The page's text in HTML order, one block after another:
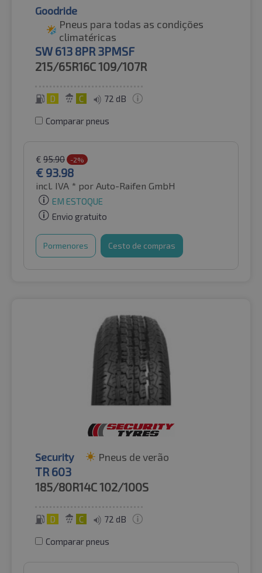
Goodride
Pneus para todas as condições
climatéricas
SW 613 8PR 3PMSF
215/65R16C109/107R
D C 72 dB
Comparar pneus
€ 95.90 -2%
€ 93.98
incl. IVA * por Auto-Raifen GmbH
EM ESTOQUE
Envio gratuito
Pormenores Cesto de compras
Security Pneus de verão
TR 603
185/80R14C102/100S
D C 72 dB
Comparar pneus